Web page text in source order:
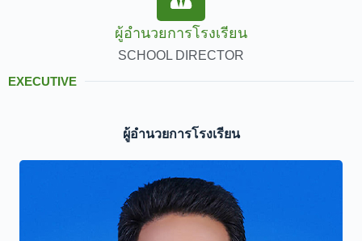
ผู้อำนวยการโรงเรียน
SCHOOL DIRECTOR
EXECUTIVE
ผู้อำนวยการโรงเรียน